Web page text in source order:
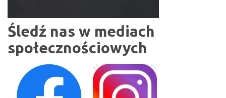
Śledź nas w mediach
społecznościowych